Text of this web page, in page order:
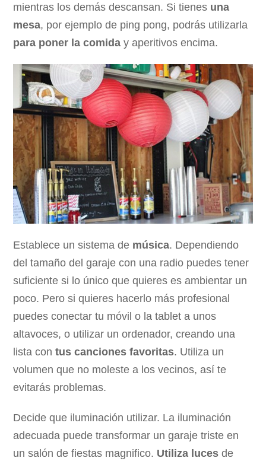
mientras los demás descansan. Si tienes una
mesa, por ejemplo de ping pong, podrás utilizarla
para poner la comida y aperitivos encima.
Establece un sistema de música. Dependiendo
del tamaño del garaje con una radio puedes tener
suficiente si lo único que quieres es ambientar un
poco. Pero si quieres hacerlo más profesional
puedes conectar tu móvil o la tablet a unos
altavoces, o utilizar un ordenador, creando una
lista contus canciones favoritas. Utiliza un
volumen que no moleste a los vecinos, así te
evitarás problemas.
Decide que iluminación utilizar. La iluminación
adecuada puede transformar un garaje triste en
un salón de fiestas magnifico. Utiliza luces de